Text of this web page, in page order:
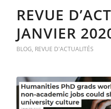
REVUE
JANVIER
BLOG, REVUE D'ACTUALITÉS